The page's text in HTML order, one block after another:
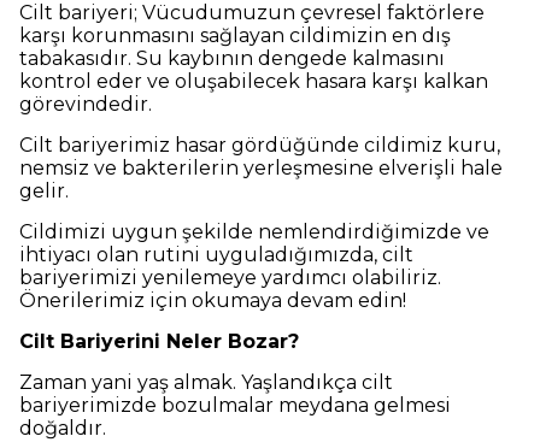
Cilt bariyeri; Vücudumuzun çevresel faktörlere
karşı korunmasını sağlayan cildimizin en dış
tabakasıdır. Su kaybının dengede kalmasını
kontrol eder ve oluşabilecek hasara karşı kalkan
görevindedir.
Cilt bariyerimiz hasar gördüğünde cildimiz kuru,
nemsiz ve bakterilerin yerleşmesine elverişli hale
gelir.
Cildimizi uygun şekilde nemlendirdiğimizde ve
ihtiyacı olan rutini uyguladığımızda, cilt
bariyerimizi yenilemeye yardımcı olabiliriz.
Önerilerimiz için okumaya devam edin!
Cilt Bariyerini Neler Bozar?
Zaman yani yaş almak. Yaşlandıkça cilt
bariyerimizde bozulmalar meydana gelmesi
doğaldır.